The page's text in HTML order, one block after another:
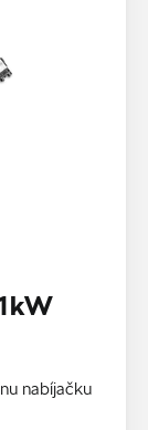
nabíjačku